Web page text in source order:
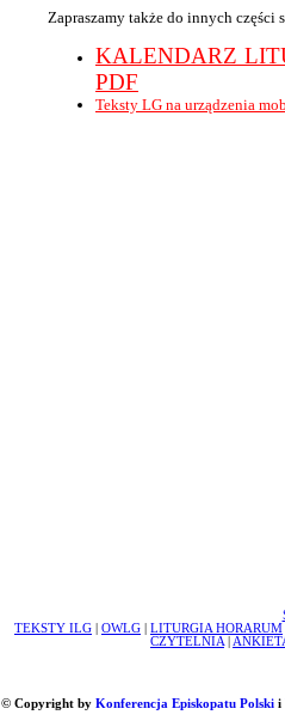
Zapraszamy także do innych części
KALENDARZ
PDF
Teksty LG na urządzenia
TEKSTY ILG
OWLG LITURGIA HORARUM
CZYTELNIA
© Copyright by Konferencja Episkopatu Polskii